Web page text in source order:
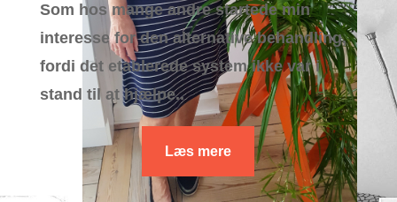
Som hos mange andre startede min
interesse for den alternative behandling,
fordi det etablerede system ikke var i
stand til at hjælpe..
Læs mere